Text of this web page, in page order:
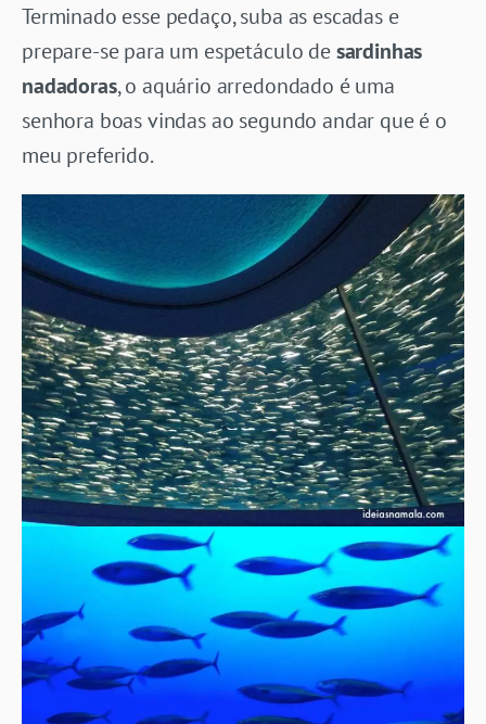
Terminado esse pedaço, suba as escadas e
prepare-se para um espetáculo desardinhas
nadadoras, o aquário arredondado é uma
senhora boas vindas ao segundo andar que é o
meu preferido.